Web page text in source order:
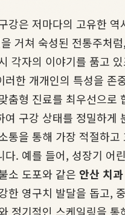
강은 저마다의 고유한 역
거쳐 숙성된 전통주처
각자의 이야기를 품고
러한 개개인의 특성을 존
춤형 진료를 최우선으로
여 구강 상태를 정밀하게
통을 통해 가장 적절하고
다. 예를 들어, 성장기 어
소 도포와 같은 안산 치
한 영구치 발달을 돕고,
정기적인 스케일링을 통